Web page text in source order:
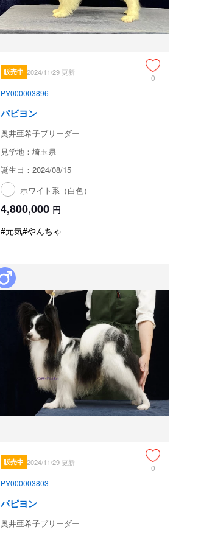
販売中 2024/11/29 更新
0
PY000003896
パピヨン
奥井亜希子ブリーダー
見学地：埼玉県
誕生日：2024/08/15
ホワイト系（白色）
4,800,000 円
#元気#やんちゃ
販売中 2024/11/29 更新
0
PY000003803
パピヨン
奥井亜希子ブリーダー